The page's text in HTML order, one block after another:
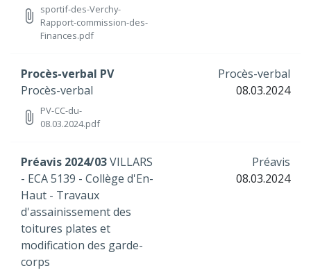
attach_file
sportif-des-Verchy-
Rapport-commission-des-
Finances.pdf
Procès-verbal PV
Procès-verbal
attach_file
PV-CC-du-
08.03.2024.pdf
Procès-verbal
08.03.2024
Préavis 2024/03VILLARS
- ECA 5139 - Collège d'En-
Haut - Travaux
d'assainissement des
toitures plates et
modification des garde-
corps
Préavis
08.03.2024